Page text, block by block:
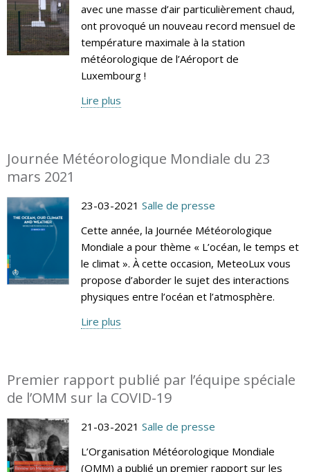
avec une masse d’air particulièrement chaud,
ont provoqué un nouveau record mensuel de
température maximale à la station
météorologique de l’Aéroport de
Luxembourg !
Lire plus
Journée Météorologique Mondiale du 23
mars 2021
23-03-2021 Salle de presse
Cette année, la Journée Météorologique
Mondiale a pour thème « L’océan, le temps et
le climat ». À cette occasion, MeteoLux vous
propose d’aborder le sujet des interactions
physiques entre l’océan et l’atmosphère.
Lire plus
Premier rapport publié par l’équipe spéciale
de l’OMM sur la COVID-19
21-03-2021 Salle de presse
L’Organisation Météorologique Mondiale
(OMM) a publié un premier rapport sur les